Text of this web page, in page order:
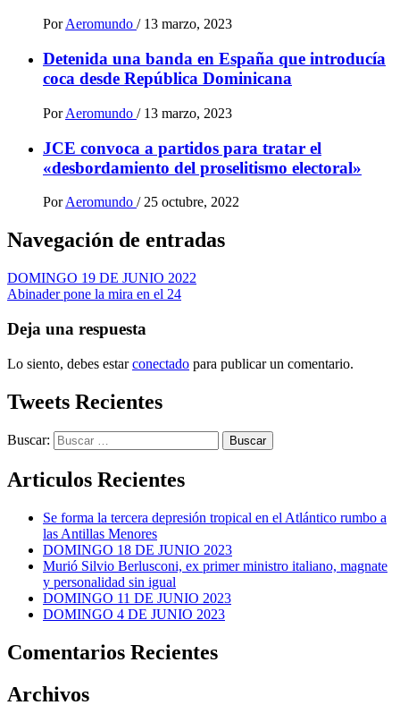
PorAeromundo / 13 marzo, 2023
Detenida una banda en España que introducía
coca desde República Dominicana
Por Aeromundo / 13 marzo, 2023
JCE convoca a partidos para tratar el
«desbordamiento del proselitismo electoral»
Por Aeromundo / 25 octubre, 2022
Navegación de entradas
DOMINGO 19 DE JUNIO 2022
Abinader pone la mira en el 24
Deja una respuesta
Lo siento, debes estarconectado para publicar un comentario.
Tweets Recientes
Buscar:
Articulos Recientes
Se forma la tercera depresión tropical en el Atlántico rumbo a
las Antillas Menores
DOMINGO 18 DE JUNIO 2023
Murió Silvio Berlusconi, ex primer ministro italiano, magnate
y personalidad sin igual
DOMINGO 11 DE JUNIO 2023
DOMINGO 4 DE JUNIO 2023
Comentarios Recientes
Archivos